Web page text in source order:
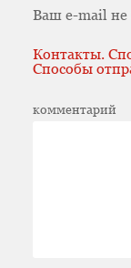
Ваш e-mail не
Контакты.
Способы
комментарий